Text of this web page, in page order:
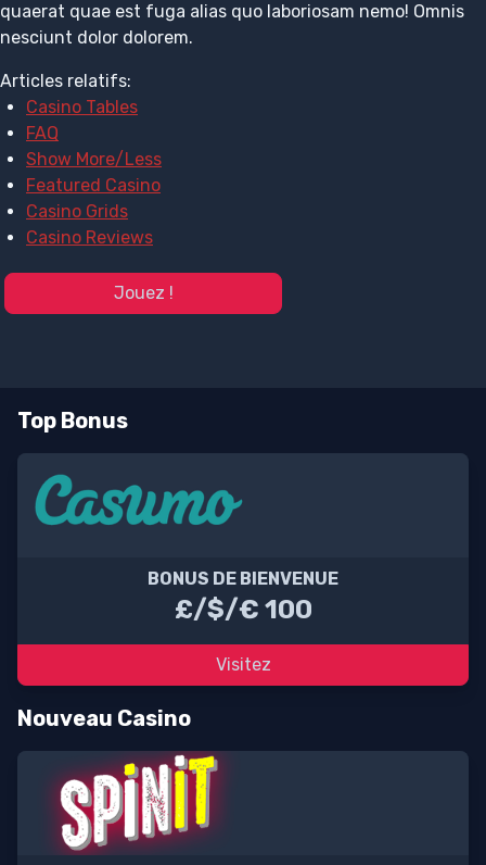
quaerat quae est fuga alias quo laboriosam nemo! Omnis
nesciunt dolor dolorem.
Articles relatifs:
Casino Tables
FAQ
Show More/Less
Featured Casino
Casino Grids
Casino Reviews
Jouez !
Top Bonus
BONUS DE BIENVENUE
£/$/€ 100
Visitez
Nouveau Casino